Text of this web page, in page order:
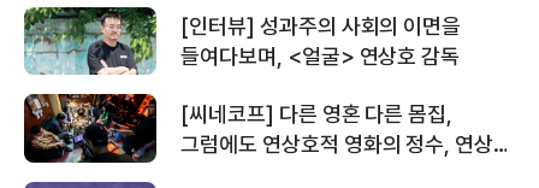
[인터뷰] 성과주의 사회의 이면을
들여다보며, <얼굴> 연상호 감독
[씨네코프] 다른 영혼 다른 몸집,
그럼에도 연상호적 영화의 정수, 연상호